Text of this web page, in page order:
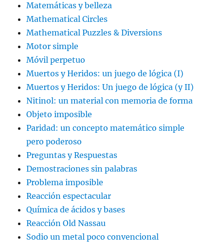
Matemáticas y belleza
Mathematical Circles
Mathematical Puzzles & Diversions
Motor simple
Móvil perpetuo
Muertos y Heridos: un juego de lógica (I)
Muertos y Heridos: Un juego de lógica (y II)
Nitinol: un material con memoria de forma
Objeto imposible
Paridad: un concepto matemático simple
pero poderoso
Preguntas y Respuestas
Demostraciones sin palabras
Problema imposible
Reacción espectacular
Química de ácidos y bases
Reacción Old Nassau
Sodio un metal poco convencional